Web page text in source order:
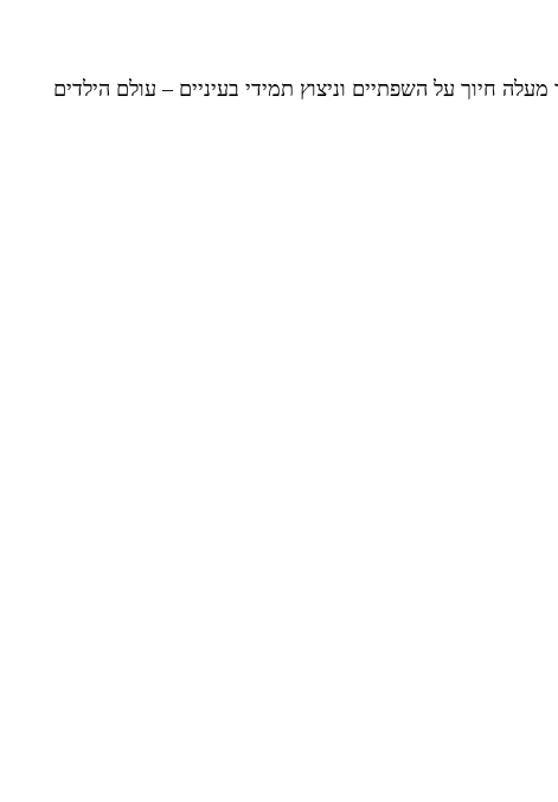
חיוך על השפתיים וניצוץ תמידי בעיניים – עולם הילדים